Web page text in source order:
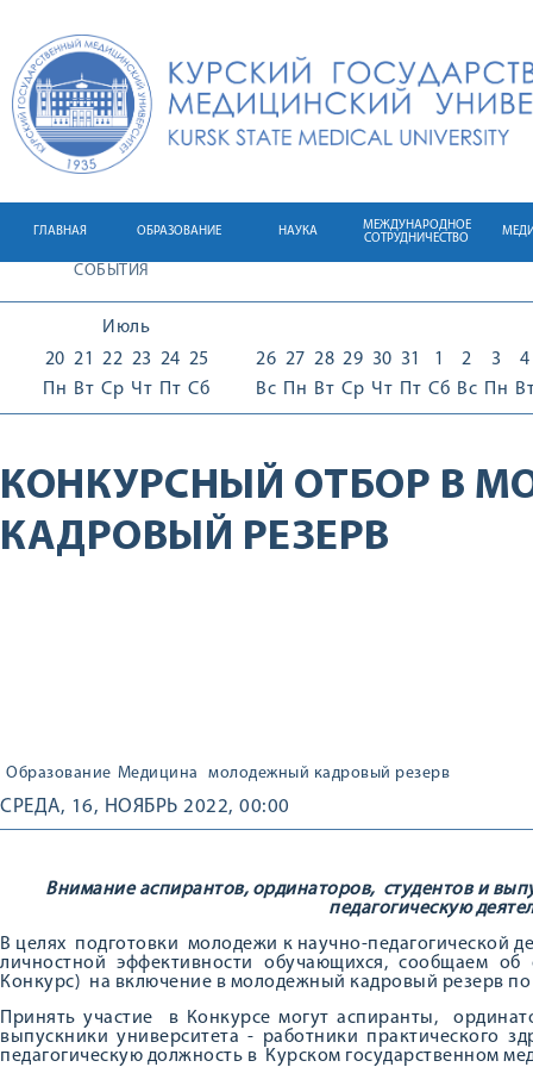
ГЛАВНАЯ ОБРАЗОВАНИЕ НАУКА
МЕЖДУНАРОДНОЕ
СОТРУДНИЧЕСТВО
СОБЫТИЯ
Июль
20
Пн
21
Вт
22
Ср
23
Чт
24
Пт
25
Сб
26
Вс
27
Пн
28
Вт
29
Ср
30
Чт
31
Пт
1
Сб
2
Вс
3
Пн
4
КОНКУРСНЫЙ ОТБОР В
КАДРОВЫЙ РЕЗЕРВ
Образование Медицина молодежный кадровый резерв
СРЕДА, 16, НОЯБРЬ 2022, 00:00
Внимание аспирантов, ординаторов, студентов и
педагогическую
В целях подготовки молодежи к научно-педагогической
личностной эффективности обучающихся, сообщаем
Конкурс) на включение в молодежный кадровый резерв
Принять участие в Конкурсе могут аспиранты,
выпускники университета - работники практического
педагогическую должность в Курском государственном